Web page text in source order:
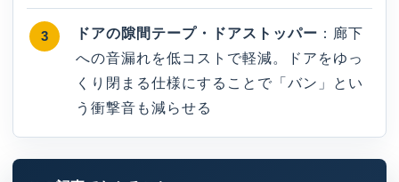
ドアの隙間テープ・ドアストッパー ：廊下
への音漏れを低コストで軽減。ドアをゆっ
くり閉まる仕様にすることで「バン」とい
う衝撃音も減らせる